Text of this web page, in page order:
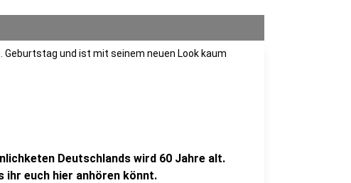
Geburtstag und ist mit seinem neuen Look kaum
Deutschlands wird 60 Jahre alt.
ihr euch hier anhören könnt.